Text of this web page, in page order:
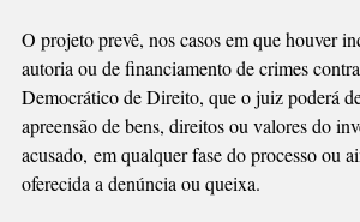
O projeto prevê, nos casos em que houver
autoria ou de financiamento de crimes
Democrático de Direito, que o juiz poderá
apreensão de bens, direitos ou valores do
acusado, em qualquer fase do processo ou
oferecida a denúncia ou queixa.